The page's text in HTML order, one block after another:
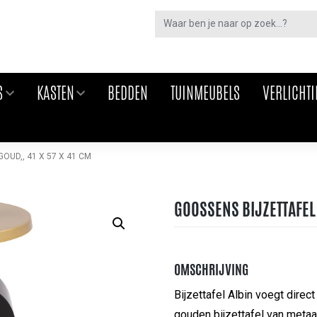
KASTEN BEDDEN TUINMEUBELS
41 X 57 X 41 CM
GOOSSENS
OMSCHRIJVING
Bijzettafel Albin voegt